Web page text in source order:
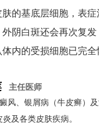
的基底层细胞，表
阴白斑还会再次复
内的受损细胞已完全
主任医师
风、银屑病（牛皮癣）​
及各类皮肤疾病。